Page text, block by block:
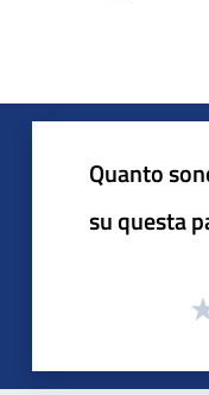
Quanto
su questa